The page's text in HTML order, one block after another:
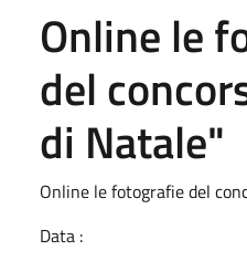
Online le
del
di Natale"
Online le fotografie del
Data :